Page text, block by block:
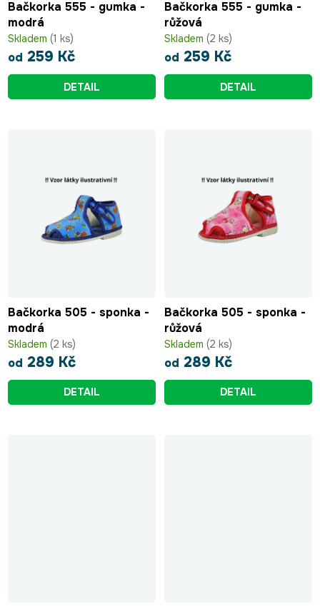
ů
k
t
ů
Bačkorka 555 - gumka -
modrá
Skladem (1 ks)
od 259 Kč
DETAIL
Bačkorka 555 - gumka -
růžová
Skladem (2 ks)
od 259 Kč
DETAIL
Bačkorka 505 - sponka -
modrá
Skladem (2 ks)
od 289 Kč
DETAIL
Bačkorka 505 - sponka -
růžová
Skladem (2 ks)
od 289 Kč
DETAIL